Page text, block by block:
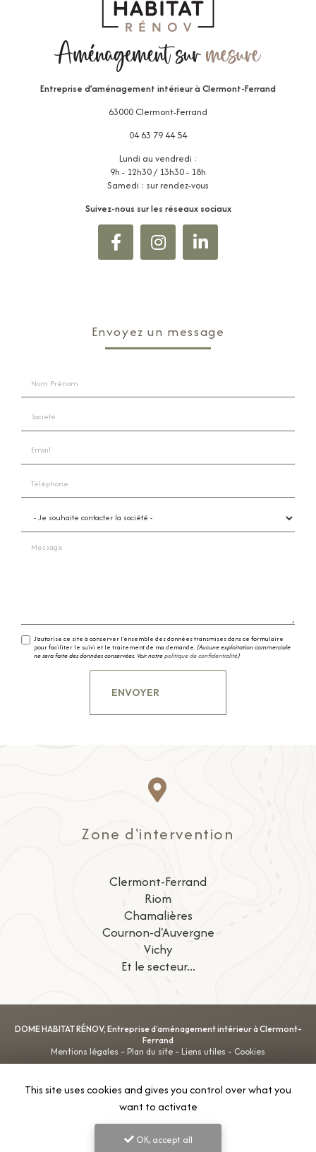
Entreprise d’aménagement intérieurà Clermont-Ferrand
63000 Clermont-Ferrand
04 63 79 44 54
Lundi au vendredi :
9h - 12h30 / 13h30 - 18h
Samedi : sur rendez-vous
Suivez-nous sur les réseaux sociaux
Envoyez un message
Message
J'autorise ce site à conserver l'ensemble des données transmises dans ce formulaire
pour faciliter le suivi et le traitement de ma demande.(Aucune exploitation commerciale
ne sera faite des données conservées. Voir notrepolitique de confidentialité)
Zone d'intervention
Clermont-Ferrand
Riom
Chamalières
Cournon-d'Auvergne
Vichy
Et le secteur...
DOME HABITAT RÉNOV, Entreprise d’aménagement intérieur à Clermont-
Ferrand
Mentions légales - Plan du site - Liens utiles - Cookies
Création et référencement de site Internet
Demande de Devis
Sitemap
This site uses cookies and gives you control over what you
want to activate
OK, accept all